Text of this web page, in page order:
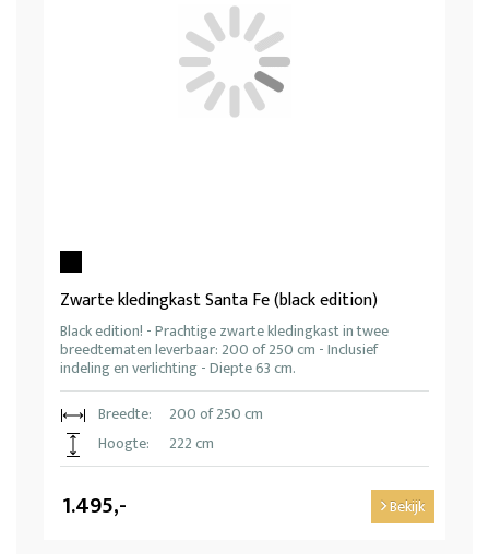
Zwarte kledingkast Santa Fe (black edition)
Black edition! - Prachtige zwarte kledingkast in twee
breedtematen leverbaar: 200 of 250 cm - Inclusief
indeling en verlichting - Diepte 63 cm.
Breedte:
200 of 250 cm
Hoogte:
222 cm
1.495,- Bekijk